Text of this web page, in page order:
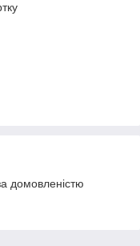
домовленістю